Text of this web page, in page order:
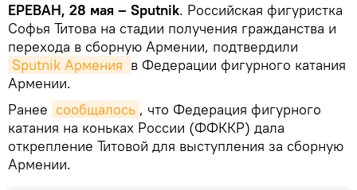
ЕРЕВАН, 28 мая – Sputnik. Российская фигуристка
Софья Титова на стадии получения гражданства и
перехода в сборную Армении, подтвердили
Sputnik Армения в Федерации фигурного катания
Армении.
Ранее сообщалось , что Федерация фигурного
катания на коньках России (ФФККР) дала
открепление Титовой для выступления за сборную
Армении.